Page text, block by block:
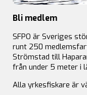
Bli medlem
SFPO är Sveriges
runt 250
Strömstad till
från under 5 meter i
Alla yrkesfiskare är